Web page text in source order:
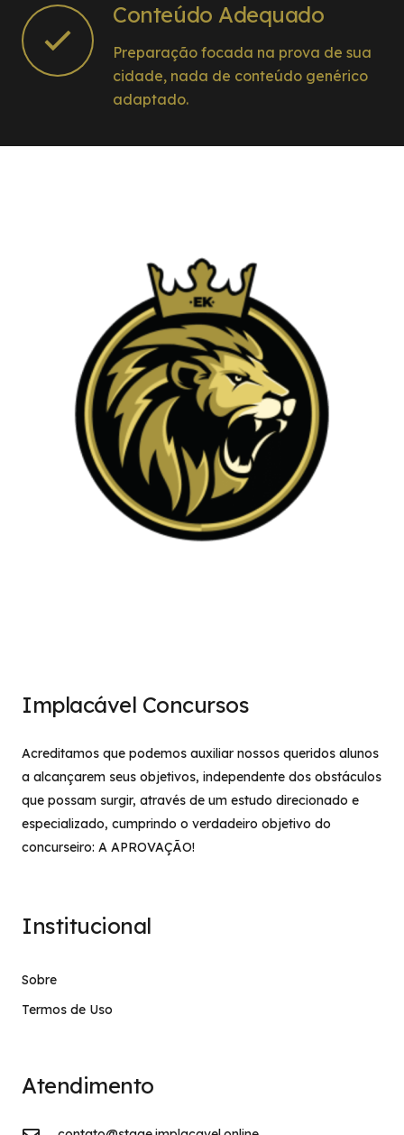
Conteúdo Adequado
Preparação focada na prova de sua
cidade, nada de conteúdo genérico
adaptado.
Implacável Concursos
Acreditamos que podemos auxiliar nossos queridos alunos
a alcançarem seus objetivos, independente dos obstáculos
que possam surgir, através de um estudo direcionado e
especializado, cumprindo o verdadeiro objetivo do
concurseiro: A APROVAÇÃO!
Institucional
Sobre
Termos de Uso
Atendimento